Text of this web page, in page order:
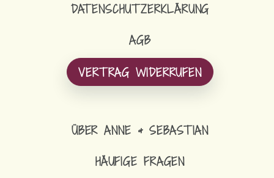
DATENSCHUTZERKLÄRUNG
AGB
VERTRAG WIDERRUFEN
ÜBER ANNE & SEBASTIAN
HÄUFIGE FRAGEN